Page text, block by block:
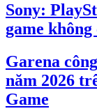
Sony:
game
Garena
năm 2026
Game